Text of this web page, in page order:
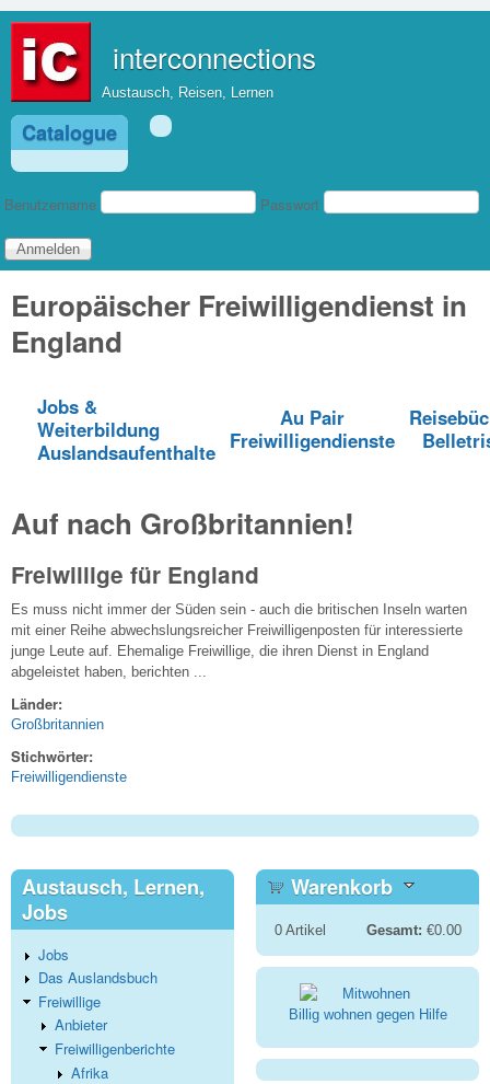
interconnections
Austausch, Reisen, Lernen
Catalogue
Benutzeranmeldung
Benutzername Passwort
Europäischer Freiwilligendienst in
England
Jobs &
Weiterbildung
Auslandsaufenthalte
Au Pair
Freiwilligendienste
Auf nach Großbritannien!
Freiwillige für England
Es muss nicht immer der Süden sein - auch die britischen Inseln warten
mit einer Reihe abwechslungsreicher Freiwilligenposten für interessierte
junge Leute auf. Ehemalige Freiwillige, die ihren Dienst in England
abgeleistet haben, berichten ...
Länder:
Großbritannien
Stichwörter:
Freiwilligendienste
Austausch, Lernen,
Jobs
Jobs
Das Auslandsbuch
Freiwillige
Anbieter
Freiwilligenberichte
Afrika
Warenkorb
0Artikel Gesamt: €0.00
Billig wohnen gegen Hilfe